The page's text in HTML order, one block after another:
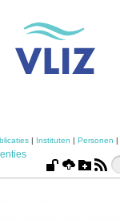
| Instituten | Personen |